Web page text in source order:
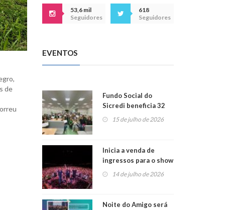
de
53,6 mil
Seguidores
618
Seguidores
EVENTOS
Fundo Social do
Sicredi beneficia 32
projetos em
15 de julho de 2026
Inicia a venda de
ingressos para o show
do Jota Quest nos 45
anos da Sicredi Ouro
14 de julho de 2026
Noite do Amigo será